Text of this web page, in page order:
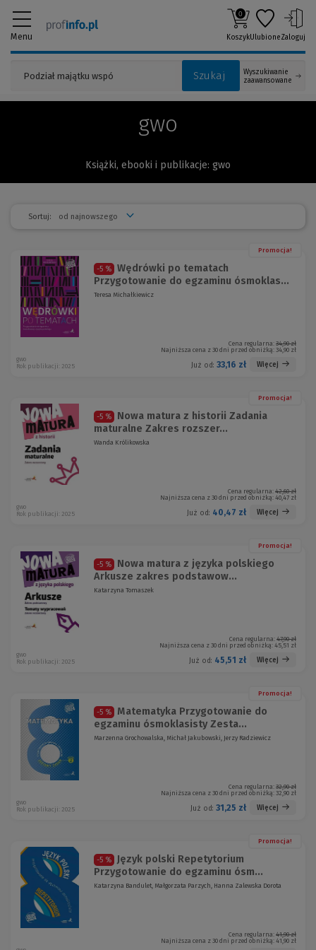
Menu
Szukaj
Wyszukiwanie
zaawansowane
0
KoszykUlubioneZaloguj
gwo
Książki, ebooki i publikacje: gwo
Sortuj:
Promocja!
-5 %
Wędrówki po tematach
Przygotowanie do egzaminu ósmoklas...
Teresa Michałkiewicz
Cena regularna: 34,90 zł
Najniższa cena z 30 dni przed obniżką: 34,90 zł
Już od: 33,16 zł Więcej
gwo
Rok publikacji: 2025
Promocja!
-5 %
Nowa matura z historii Zadania
maturalne Zakres rozszer...
Wanda Królikowska
Cena regularna: 42,60 zł
Najniższa cena z 30 dni przed obniżką: 40,47 zł
Już od: 40,47 zł Więcej
gwo
Rok publikacji: 2025
Promocja!
-5 %
Nowa matura z języka polskiego
Arkusze zakres podstawow...
Katarzyna Tomaszek
Cena regularna: 47,90 zł
Najniższa cena z 30 dni przed obniżką: 45,51 zł
Już od: 45,51 zł Więcej
gwo
Rok publikacji: 2025
Promocja!
-5 %
Matematyka Przygotowanie do
egzaminu ósmoklasisty Zesta...
Marzenna Grochowalska, Michał Jakubowski, Jerzy Radziewicz
Cena regularna: 32,90 zł
Najniższa cena z 30 dni przed obniżką: 32,90 zł
Już od: 31,25 zł Więcej
gwo
Rok publikacji: 2025
Promocja!
-5 %
Język polski Repetytorium
Przygotowanie do egzaminu ósm...
Katarzyna Bandulet, Małgorzata Parzych, Hanna Zalewska Dorota
Cena regularna: 41,90 zł
Najniższa cena z 30 dni przed obniżką: 41,90 zł